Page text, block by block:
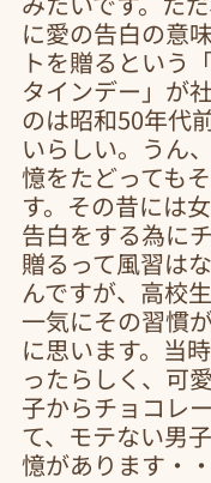
に愛の告白の意
トを贈るという
タインデー」が
のは昭和50年代
いらしい。うん
憶をたどっても
す。その昔には
告白をする為に
贈るって風習は
んですが、高校
一気にその習慣
に思います。当
ったらしく、可
子からチョコレ
て、モテない男
憶があります・